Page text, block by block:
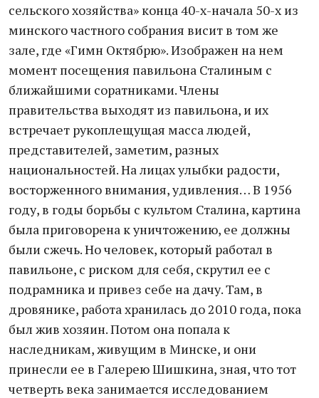
сельского хозяйства» конца 40-х-начала 50-х из
минского частного собрания висит в том же
зале, где «Гимн Октябрю». Изображен на нем
момент посещения павильона Сталиным с
ближайшими соратниками. Члены
правительства выходят из павильона, и их
встречает рукоплещущая масса людей,
представителей, заметим, разных
национальностей. На лицах улыбки радости,
восторженного внимания, удивления… В 1956
году, в годы борьбы с культом Сталина, картина
была приговорена к уничтожению, ее должны
были сжечь. Но человек, который работал в
павильоне, с риском для себя, скрутил ее с
подрамника и привез себе на дачу. Там, в
дровянике, работа хранилась до 2010 года, пока
был жив хозяин. Потом она попала к
наследникам, живущим в Минске, и они
принесли ее в Галерею Шишкина, зная, что тот
четверть века занимается исследованием